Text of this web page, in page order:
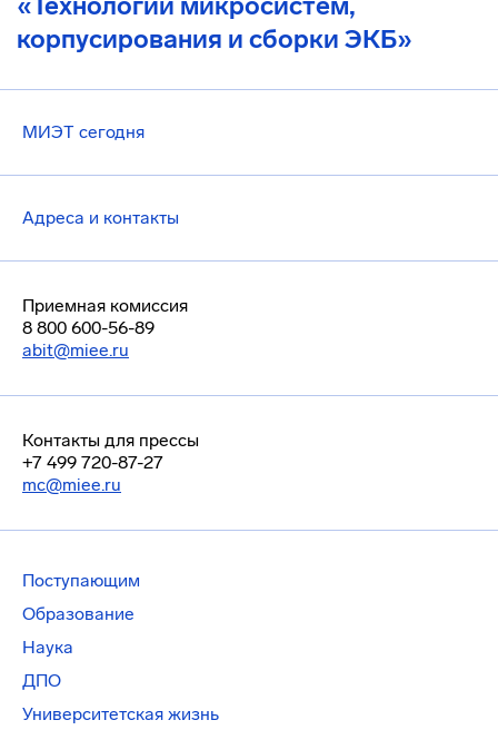
корпусирования и сборки ЭКБ»
МИЭТ сегодня
Адреса и контакты
Приемная комиссия
8 800 600-56-89
abit@miee.ru
Контакты для прессы
+7 499 720-87-27
mc@miee.ru
Поступающим
Образование
Наука
ДПО
Университетская жизнь